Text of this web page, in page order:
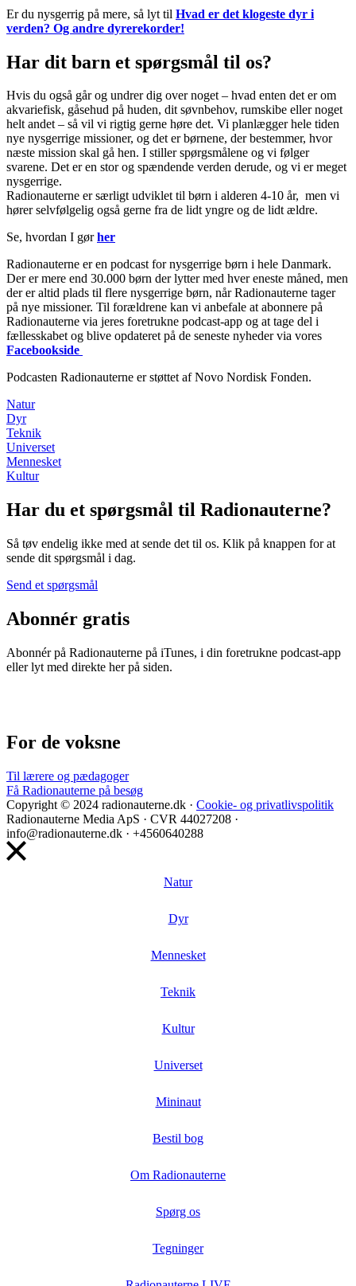
Er du nysgerrig på mere, så lyt til Hvad er det klogeste dyr i
verden? Og andre dyrerekorder!
Har dit barn et spørgsmål til os?
Hvis du også går og undrer dig over noget – hvad enten det er om
akvariefisk, gåsehud på huden, dit søvnbehov, rumskibe eller noget
helt andet – så vil vi rigtig gerne høre det. Vi planlægger hele tiden
nye nysgerrige missioner, og det er børnene, der bestemmer, hvor
næste mission skal gå hen. I stiller spørgsmålene og vi følger
svarene. Det er en stor og spændende verden derude, og vi er meget
nysgerrige.
Radionauterne er særligt udviklet til børn i alderen 4-10 år, men vi
hører selvfølgelig også gerne fra de lidt yngre og de lidt ældre.
Se, hvordan I gørher
Radionauterne er en podcast for nysgerrige børn i hele Danmark.
Der er mere end 30.000 børn der lytter med hver eneste måned, men
der er altid plads til flere nysgerrige børn, når Radionauterne tager
på nye missioner. Til forældrene kan vi anbefale at abonnere på
Radionauterne via jeres foretrukne podcast-app og at tage del i
fællesskabet og blive opdateret på de seneste nyheder via vores
Facebookside
Podcasten Radionauterne er støttet af Novo Nordisk Fonden.
Natur
Dyr
Teknik
Universet
Mennesket
Kultur
Har du et spørgsmål til Radionauterne?
Så tøv endelig ikke med at sende det til os. Klik på knappen for at
sende dit spørgsmål i dag.
Send et spørgsmål
Abonnér gratis
Abonnér på Radionauterne på iTunes, i din foretrukne podcast-app
eller lyt med direkte her på siden.
For de voksne
Til lærere og pædagoger
Få Radionauterne på besøg
Copyright © 2024 radionauterne.dk · Cookie- og privatlivspolitik
Radionauterne Media ApS · CVR 44027208 ·
info@radionauterne.dk · +4560640288
Natur
Dyr
Mennesket
Teknik
Kultur
Universet
Mininaut
Bestil bog
Om Radionauterne
Spørg os
Tegninger